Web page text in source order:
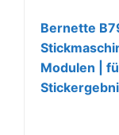
Bernette
Modulen |